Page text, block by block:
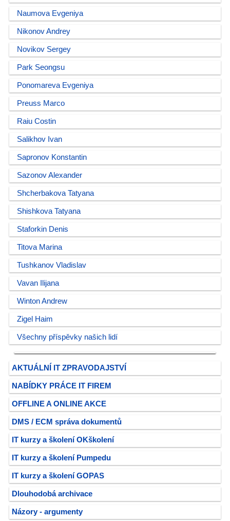
Naumova Evgeniya
Nikonov Andrey
Novikov Sergey
Park Seongsu
Ponomareva Evgeniya
Preuss Marco
Raiu Costin
Salikhov Ivan
Sapronov Konstantin
Sazonov Alexander
Shcherbakova Tatyana
Shishkova Tatyana
Staforkin Denis
Titova Marina
Tushkanov Vladislav
Vavan Ilijana
Winton Andrew
Zigel Haim
Všechny příspěvky našich lidí
AKTUÁLNÍ IT ZPRAVODAJSTVÍ
NABÍDKY PRÁCE IT FIREM
OFFLINE A ONLINE AKCE
DMS / ECM správa dokumentů
IT kurzy a školení OKškolení
IT kurzy a školení Pumpedu
IT kurzy a školení GOPAS
Dlouhodobá archivace
Názory - argumenty